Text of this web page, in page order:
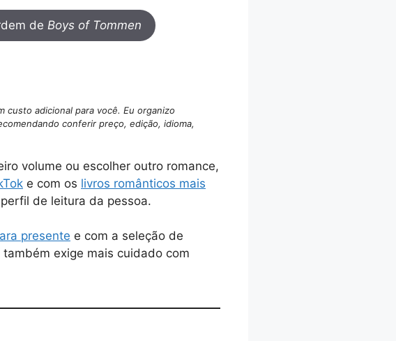
de Boys of Tommen
custo adicional para você. Eu organizo
conferir preço, edição, idioma,
volume ou escolher outro romance,
e com os livros românticos mais
de leitura da pessoa.
presente e com a seleção de
exige mais cuidado com